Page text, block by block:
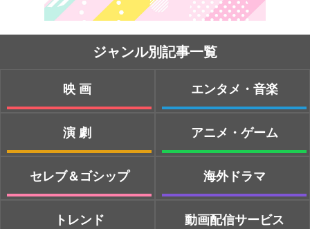
ジャンル別記事一覧
映画
演劇
セレブ＆ゴシップ
トレンド
エンタメ・音楽
アニメ・ゲーム
海外ドラマ
動画配信サービス